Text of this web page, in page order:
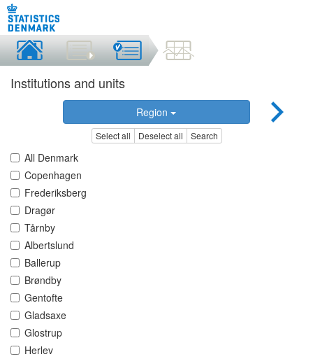
Institutions and units
Region
Select all Deselect all Search
All Denmark
Copenhagen
Frederiksberg
Dragør
Tårnby
Albertslund
Ballerup
Brøndby
Gentofte
Gladsaxe
Glostrup
Herlev